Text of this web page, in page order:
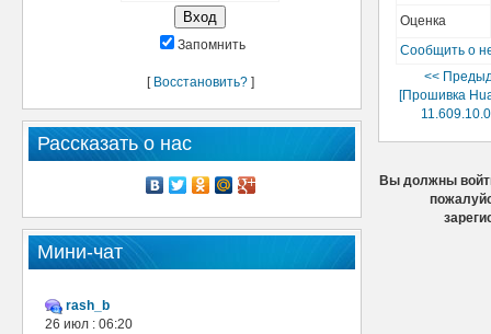
Запомнить
[ Восстановить?]
Рассказать о нас
Мини-чат
rash_b
26 июл : 06:20
Оценка
Сообщить о
<<
[Прошивка
Вы должны